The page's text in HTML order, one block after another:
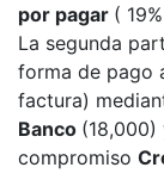
por pagar (
La segunda
forma de pago
factura)
Banco (18,000)
compromiso